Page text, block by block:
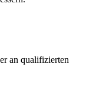
an qualifizierten